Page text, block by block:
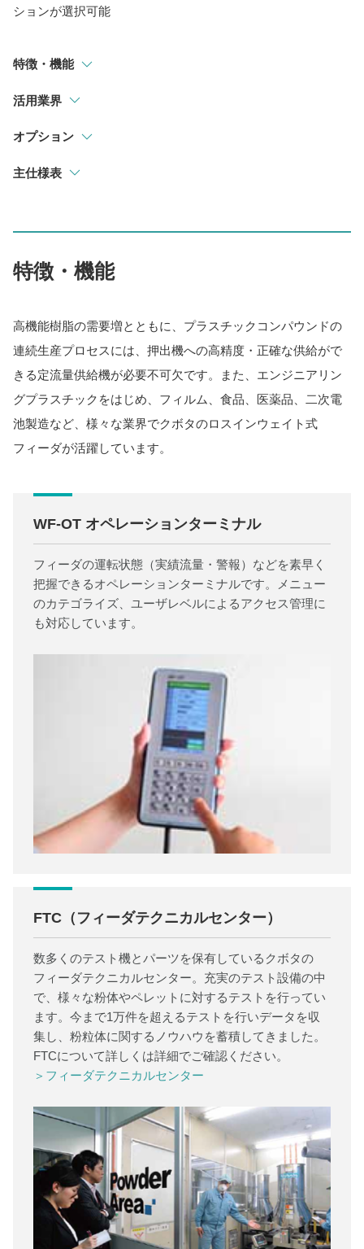
ションが選択可能
特徴・機能
活用業界
オプション
主仕様表
特徴・機能
高機能樹脂の需要増とともに、プラスチックコンパウンドの
連続生産プロセスには、押出機への高精度・正確な供給がで
きる定流量供給機が必要不可欠です。また、エンジニアリン
グプラスチックをはじめ、フィルム、食品、医薬品、二次電
池製造など、様々な業界でクボタのロスインウェイト式
フィーダが活躍しています。
WF-OT オペレーションターミナル
フィーダの運転状態（実績流量・警報）などを素早く
把握できるオペレーションターミナルです。メニュー
のカテゴライズ、ユーザレベルによるアクセス管理に
も対応しています。
FTC（フィーダテクニカルセンター）
数多くのテスト機とパーツを保有しているクボタの
フィーダテクニカルセンター。充実のテスト設備の中
で、様々な粉体やペレットに対するテストを行ってい
ます。今まで1万件を超えるテストを行いデータを収
集し、粉粒体に関するノウハウを蓄積してきました。
FTCについて詳しくは詳細でご確認ください。
＞フィーダテクニカルセンター